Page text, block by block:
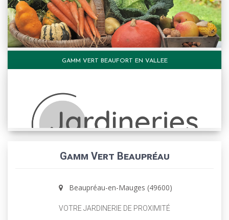
GAMM VERT BEAUFORT EN VALLEE
Gamm Vert Beaupréau
Beaupréau-en-Mauges (49600)
VOTRE JARDINERIE DE PROXIMITÉ